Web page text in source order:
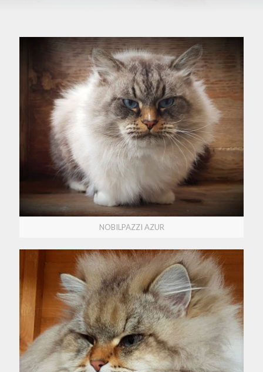
NOBILPAZZI AZUR